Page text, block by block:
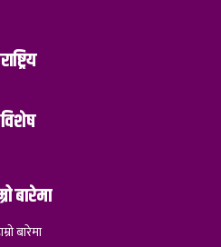
राष्ट्रिय
विशेष
बारेमा
बारेमा